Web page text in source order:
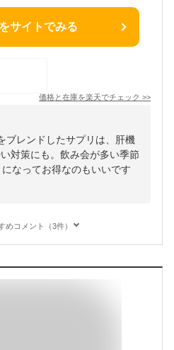
サイトでみる
価格と在庫を楽天でチェック >>
ブレンドしたサプリは、肝機
対策にも。飲み会が多い季節
なってお得なのもいいです
めコメント（3件）